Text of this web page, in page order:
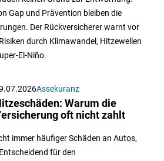
Gap und Prävention bleiben die
Der Rückversicherer warnt vor
durch Klimawandel, Hitzewellen
El-Niño.
Assekuranz
Warum die
oft nicht zahlt
immer häufiger Schäden an Autos,
für den